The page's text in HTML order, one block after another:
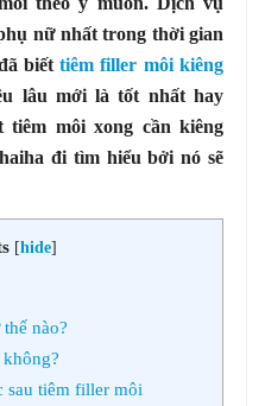
nữ nhất trong thời gian
biếttiêm filler môi kiêng
lâu mới là tốt nhất hay
tiêm môi xong cần kiêng
đi tìm hiểu bởi nó sẽ
[hide]
nào?
sau tiêm filler môi